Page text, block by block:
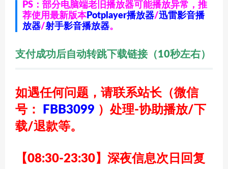
PS：部分电脑端老旧播放器可能播放异常，推
荐使用最新版本Potplayer播放器/迅雷影音播
放器/射手影音播放器。
支付成功后自动转跳下载链接（10秒左右）
如遇任何问题，请联系站长（微信
号：
FBB3099 ） 处理-协助播放/下
载/退款等。
【08:30-23:30】深夜信息次日回复